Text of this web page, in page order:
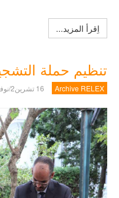
اِقرأ المزيد...
تنظيم حملة
Archive RELEX 16 تشرين2/نوفمبر 2022